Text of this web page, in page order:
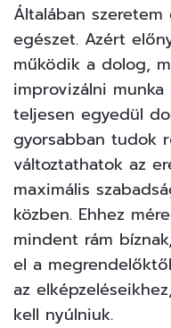
Általában
egészet. Azért
működik a dolog,
improvizálni
teljesen egyedül
gyorsabban tudok
változtathatok az
maximális
közben. Ehhez
mindent rám
el a
az
kell nyúlniuk.